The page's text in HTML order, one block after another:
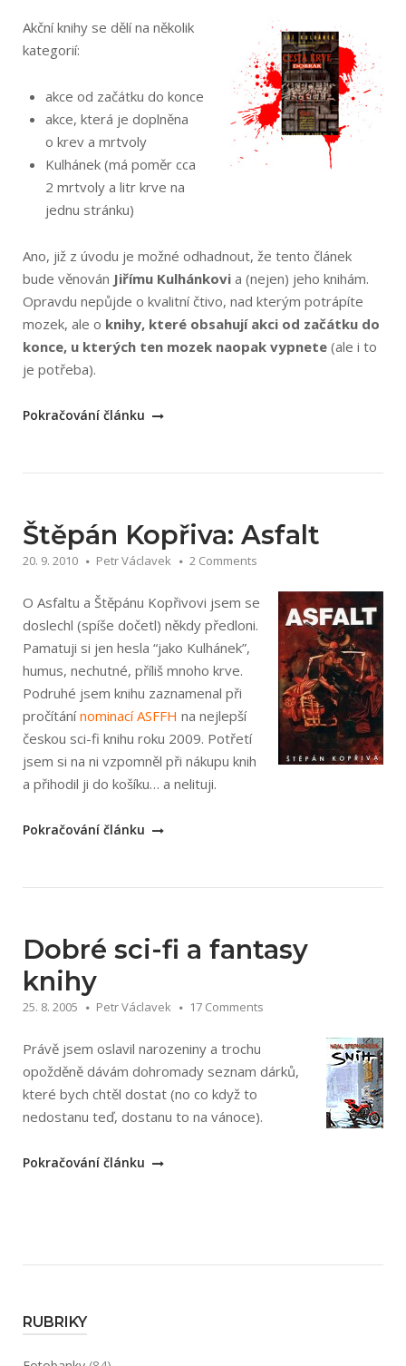
Akční knihy se dělí na několik
kategorií:
akce od začátku do konce
akce, která je doplněna
o krev a mrtvoly
Kulhánek (má poměr cca
2 mrtvoly a litr krve na
jednu stránku)
Ano, již z úvodu je možné odhadnout, že tento článek
bude věnován Jiřímu Kulhánkovi a (nejen) jeho knihám.
Opravdu nepůjde o kvalitní čtivo, nad kterým potrápíte
mozek, ale o knihy, které obsahují akci od začátku do
konce, u kterých ten mozek naopak vypnete (ale i to
je potřeba).
„Jiří
knihy
Pokračování článku
Štěpán Kopřiva: Asfalt
20. 9. 2010 Petr Václavek 2 Comments
O Asfaltu a Štěpánu Kopřivovi jsem se
doslechl (spíše dočetl) někdy předloni.
Pamatuji si jen hesla “jako Kulhánek”,
humus, nechutné, příliš mnoho krve.
Podruhé jsem knihu zaznamenal při
pročítánínominací ASFFH na nejlepší
českou sci-fi knihu roku 2009. Potřetí
jsem si na ni vzpomněl při nákupu knih
a přihodil ji do košíku… a nelituji.
„Štěpán
Pokračování článku
Dobré sci-fi a fantasy
knihy
25. 8. 2005 Petr Václavek 17 Comments
Právě jsem oslavil narozeniny a trochu
opožděně dávám dohromady seznam dárků,
které bych chtěl dostat (no co když to
nedostanu teď, dostanu to na vánoce).
„Dobré
Pokračování článku
RUBRIKY